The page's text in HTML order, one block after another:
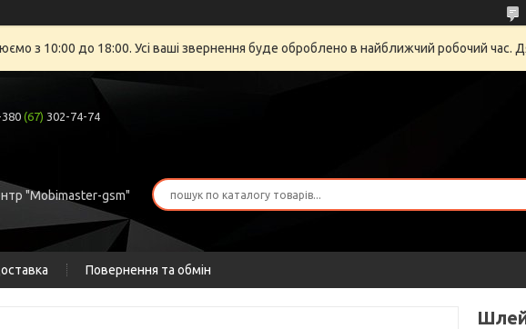
з 10:00 до 18:00. Усі ваші звернення буде оброблено в найближчий робочий час.
(67) 302-74-74
"Mobimaster-gsm"
Повернення та обмін